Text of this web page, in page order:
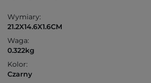
Wymiary:
21.2X14.6X1.6CM
Waga:
0.322kg
Kolor:
Czarny